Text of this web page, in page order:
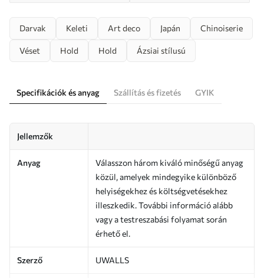
Darvak Keleti Art deco Japán Chinoiserie
Véset Hold Hold Ázsiai stílusú
Specifikációk és anyag Szállítás és fizetés GYIK
Jellemzők
Anyag
Válasszon három kiváló minőségű anyag
közül, amelyek mindegyike különböző
helyiségekhez és költségvetésekhez
illeszkedik. További információ alább
vagy a testreszabási folyamat során
érhető el.
Szerző UWALLS